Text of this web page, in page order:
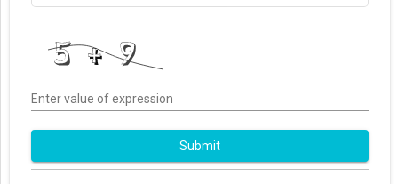
Enter value of expression
Submit